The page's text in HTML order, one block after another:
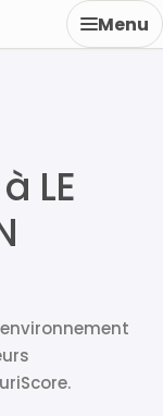
Menu
LE